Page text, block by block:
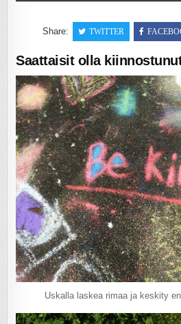
Share: TWITTER
Saattaisit olla
Uskalla laskea rimaa ja keskity